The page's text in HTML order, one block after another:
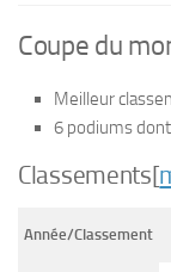
Coupe du
Meilleur
6 podiums dont
Classements[
Année/Classement